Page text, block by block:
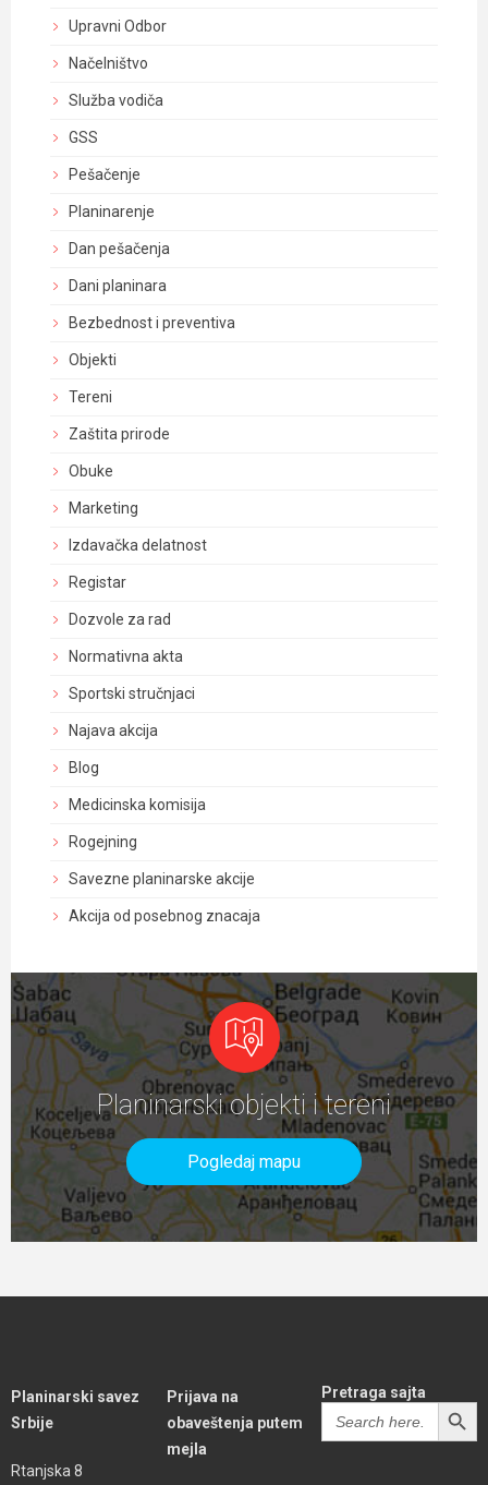
Upravni Odbor
Načelništvo
Služba vodiča
GSS
Pešačenje
Planinarenje
Dan pešačenja
Dani planinara
Bezbednost i preventiva
Objekti
Tereni
Zaštita prirode
Obuke
Marketing
Izdavačka delatnost
Registar
Dozvole za rad
Normativna akta
Sportski stručnjaci
Najava akcija
Blog
Medicinska komisija
Rogejning
Savezne planinarske akcije
Akcija od posebnog znacaja
Planinarski objekti i tereni
Pogledaj mapu
Planinarski savez
Srbije
Rtanjska 8
Prijava na
obaveštenja putem
mejla
Pretraga sajta
Search
for:
SEARCH